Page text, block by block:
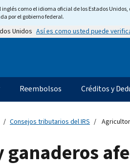
como el idioma oficial de los Estados
por el gobierno federal.
Unidos Así es como usted puede
Reembolsos Créditos y
Consejos tributarios del IRS
ganaderos